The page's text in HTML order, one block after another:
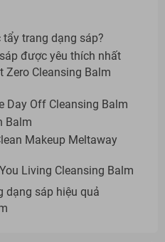
trang dạng sáp?
được yêu thích nhất
Zero Cleansing Balm
Day Off Cleansing Balm
Balm
Makeup Meltaway
Living Cleansing Balm
dạng sáp hiệu quả